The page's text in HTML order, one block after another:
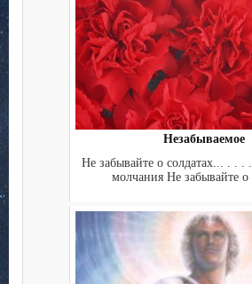
Незабываемое
Не забывайте о солдатах... . .
молчания Не забывайте о